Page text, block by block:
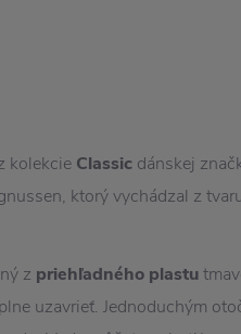
kolekcie Classic dánskej
ktorý vychádzal z
z priehľadného plastu
uzavrieť. Jednoduchým